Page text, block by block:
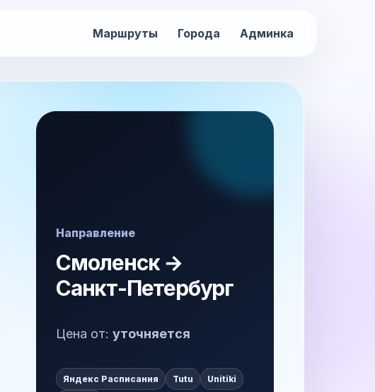
Маршруты Города Админка
Направление
Смоленск →
Санкт-Петербург
Цена от: уточняется
Яндекс Расписания Tutu Unitiki